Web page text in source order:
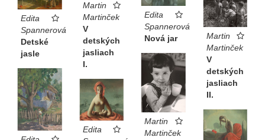
Edita
Spannerová
Nová jar
Edita
Spannerová
Detské
jasle
Martin
Martinček
V
detských
jasliach
I.
Martin
Martinček
V
detských
jasliach
II.
Martin
Martinček
Edita